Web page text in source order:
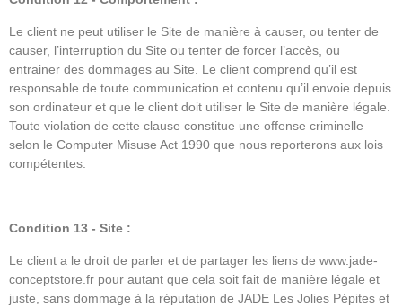
Le client ne peut utiliser le Site de manière à causer, ou tenter de
causer, l’interruption du Site ou tenter de forcer l’accès, ou
entrainer des dommages au Site. Le client comprend qu’il est
responsable de toute communication et contenu qu’il envoie depuis
son ordinateur et que le client doit utiliser le Site de manière légale.
Toute violation de cette clause constitue une offense criminelle
selon le Computer Misuse Act 1990 que nous reporterons aux lois
compétentes.
Condition 13 - Site :
Le client a le droit de parler et de partager les liens de www.jade-
conceptstore.fr pour autant que cela soit fait de manière légale et
juste, sans dommage à la réputation de JADE Les Jolies Pépites et